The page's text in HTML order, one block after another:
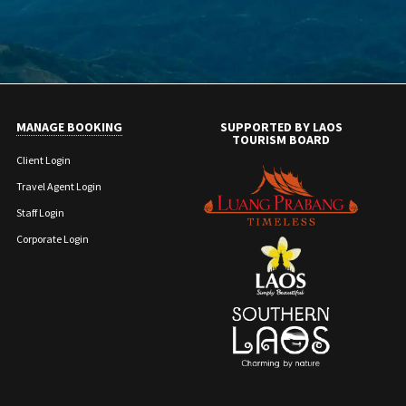
MANAGE BOOKING
Client Login
Travel Agent Login
Staff Login
Corporate Login
SUPPORTED BY LAOS
TOURISM BOARD